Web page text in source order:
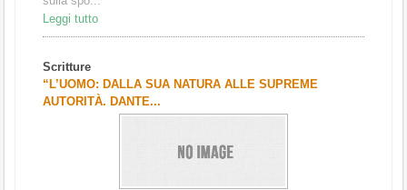
Leggi tutto
Scritture
“L’UOMO: DALLA SUA NATURA ALLE SUPREME
AUTORITÀ. DANTE...